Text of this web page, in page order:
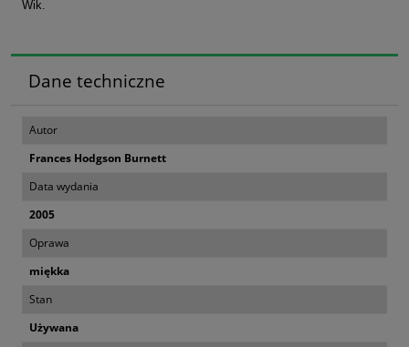
Wik.
Dane techniczne
Autor
Frances Hodgson Burnett
Data wydania
2005
Oprawa
miękka
Stan
Używana